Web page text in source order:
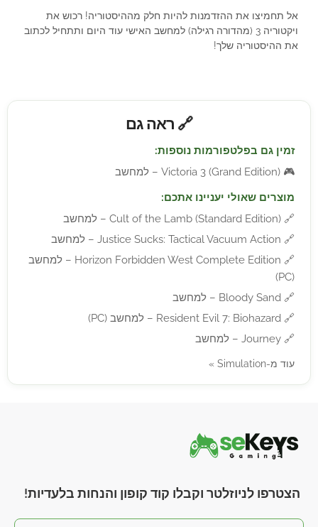
אל תחמיצו את ההזדמנות להיות חלק מההיסטוריה! רכוש את
ויקטוריה 3 (מהדורה רגילה) למחשב האישי עוד היום ותתחיל לכתוב
את ההיסטוריה שלך!
🔗 ראה גם
זמין גם בפלטפורמות נוספות:
🎮 Victoria 3 (Grand Edition) – למחשב
מוצרים שאולי יעניינו אתכם:
🔗 Cult of the Lamb (Standard Edition) – למחשב
🔗 Justice Sucks: Tactical Vacuum Action – למחשב
🔗
Horizon Forbidden West Complete Edition – למחשב
(PC)
🔗 Bloody Sand – למחשב
🔗 Resident Evil 7: Biohazard – למחשב (PC)
🔗 Journey – למחשב
עוד מ-Simulation »
הצטרפו לניוזלטר וקבלו קוד קופון והנחות בלעדיות!